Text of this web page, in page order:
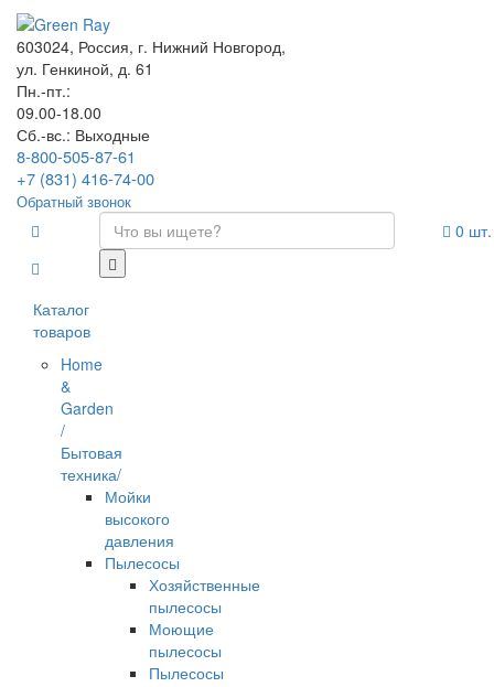
603024, Россия, г. Нижний Новгород,
ул. Генкиной, д. 61
Пн.-пт.:
09.00-18.00
Сб.-вс.: Выходные
8-800-505-87-61
+7 (831) 416-74-00
Обратный звонок
Каталог
товаров
Home
&
Garden
/
Бытовая
техника/
Мойки
высокого
давления
Пылесосы
Хозяйственные
пылесосы
Моющие
пылесосы
Пылесосы
0